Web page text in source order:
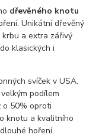
dřevěného knotu
Unikátní dřevěný
a extra zářivý
klasických i
svíček v USA.
podílem
o 50% oproti
knotu a kvalitního
hoření.